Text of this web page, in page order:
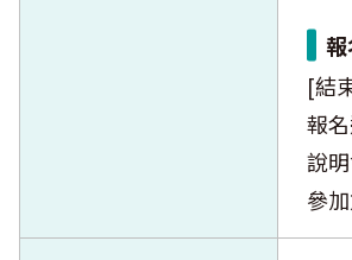
[結
報
說
參